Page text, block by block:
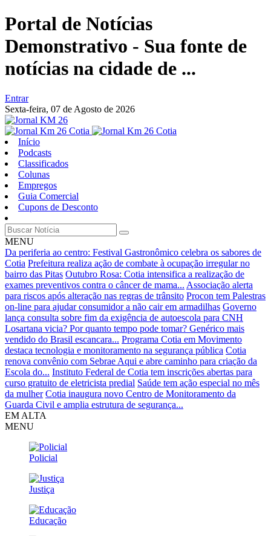
Portal de Notícias
Demonstrativo - Sua fonte de
notícias na cidade de ...
Entrar
Sexta-feira, 07 de Agosto de 2026
Início
Podcasts
Classificados
Colunas
Empregos
Guia Comercial
Cupons de Desconto
MENU
Da periferia ao centro: Festival Gastronômico celebra os sabores de
Cotia Prefeitura realiza ação de combate à ocupação irregular no
bairro das Pitas Outubro Rosa: Cotia intensifica a realização de
exames preventivos contra o câncer de mama... Associação alerta
para riscos após alteração nas regras de trânsito Procon tem Palestras
on-line para ajudar consumidor a não cair em armadilhas Governo
lança consulta sobre fim da exigência de autoescola para CNH
Losartana vicia? Por quanto tempo pode tomar? Genérico mais
vendido do Brasil escancara... Programa Cotia em Movimento
destaca tecnologia e monitoramento na segurança pública Cotia
renova convênio com Sebrae Aqui e abre caminho para criação da
Escola do... Instituto Federal de Cotia tem inscrições abertas para
curso gratuito de eletricista predial Saúde tem ação especial no mês
da mulher Cotia inaugura novo Centro de Monitoramento da
Guarda Civil e amplia estrutura de segurança...
EM ALTA
MENU
Policial
Justiça
Educação